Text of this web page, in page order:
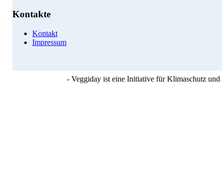
Kontakte
Kontakt
Impressum
- Veggiday ist eine Initiative für Klimaschutz